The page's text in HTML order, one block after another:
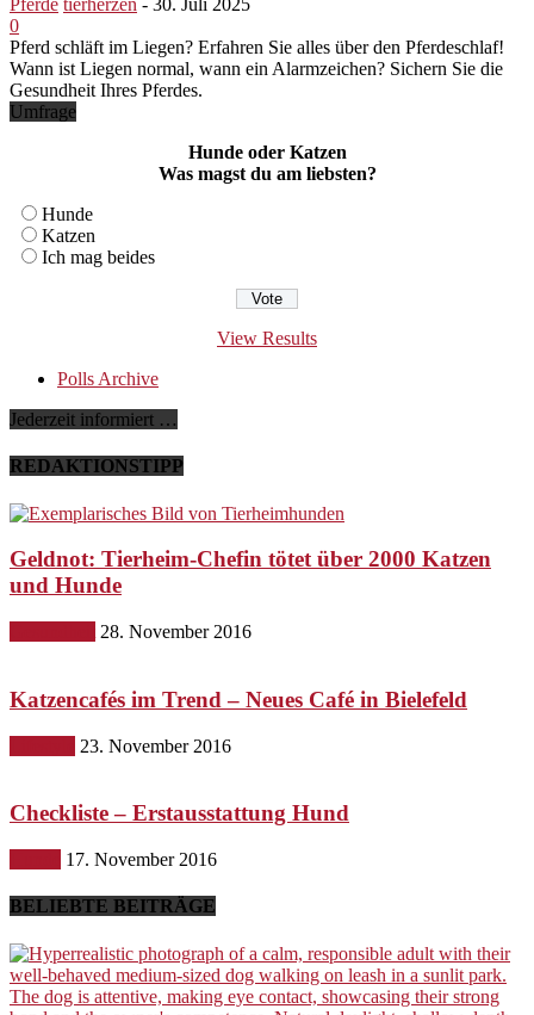
Pferde tierherzen - 30. Juli 2025
0
Pferd schläft im Liegen? Erfahren Sie alles über den Pferdeschlaf!
Wann ist Liegen normal, wann ein Alarmzeichen? Sichern Sie die
Gesundheit Ihres Pferdes.
Umfrage
Hunde oder Katzen
Was magst du am liebsten?
Hunde
Katzen
Ich mag beides
View Results
Polls Archive
Jederzeit informiert …
REDAKTIONSTIPP
Geldnot: Tierheim-Chefin tötet über 2000 Katzen
und Hunde
28. November 2016
Katzencafés im Trend – Neues Café in Bielefeld
23. November 2016
Checkliste – Erstausstattung Hund
17. November 2016
BELIEBTE BEITRÄGE